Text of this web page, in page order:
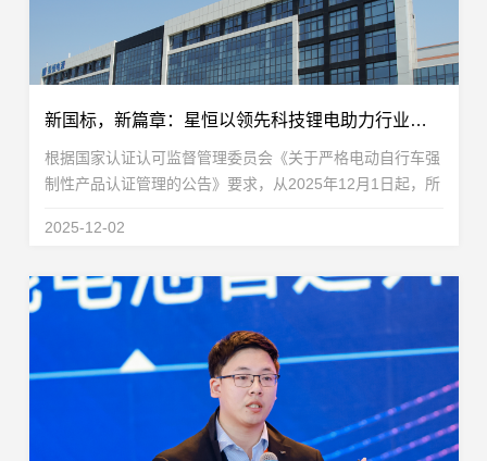
新国标，新篇章：星恒以领先科技锂电助力行业合规合需前行
根据国家认证认可监督管理委员会《关于严格电动自行车强
制性产品认证管理的公告》要求，从2025年12月1日起，所
2024的规定。在这场深刻的产业变革中，技术储备与...
2025-12-02